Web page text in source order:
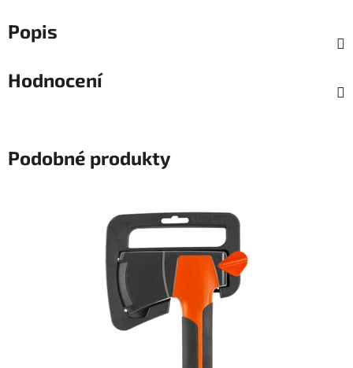
Popis
Hodnocení
Podobné produkty